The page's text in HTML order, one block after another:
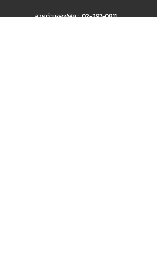
สายด่วนออฟฟิศ :02-297-0811